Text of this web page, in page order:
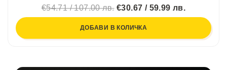
€54.71 / 107.00 лв.€30.67 / 59.99 лв.
ДОБАВИ В КОЛИЧКА